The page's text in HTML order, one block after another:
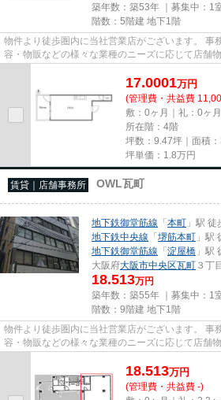
築年数：築53年 ｜募集中： 1
階数：5階建 地下1階
物件より徒歩圏内に当社営業店がございます。 事
容・物販などの様々な業種のニーズに応じて店舗
尚、弊社ではおとり広告は一切...
17.0001万円
(管理費・共益費
敷：0ヶ月｜礼：0ヶ月
所在階：4階
坪数：9.47坪｜面積
坪単価： 1.8万円
賃貸｜店舗事務所 OWL瓦町
地下鉄御堂筋線 「本町 」駅 徒
地下鉄中央線 「堺筋本町 」駅
地下鉄御堂筋線 「淀屋橋 」駅
大阪府大阪市中央区瓦町 ３丁
18.513万円
築年数：築55年 ｜募集中： 1
階数：9階建 地下1階
物件より徒歩圏内に当社営業店がございます。 事
容・物販などの様々な業種のニーズに応じて店舗
尚、弊社ではおとり広告は一切...
18.513万円
(管理費・共益費 -)